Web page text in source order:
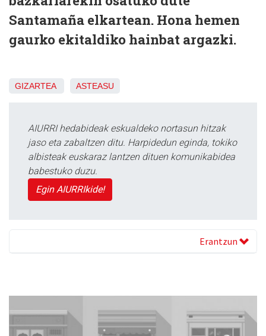
Santamaña elkartean. Hona hemen
gaurko ekitaldiko hainbat argazki.
GIZARTEA ASTEASU
AIURRI hedabideak eskualdeko nortasun hitzak
jaso eta zabaltzen ditu. Harpidedun eginda, tokiko
albisteak euskaraz lantzen dituen komunikabidea
babestuko duzu.
Egin AIURRIkide!
Erantzun